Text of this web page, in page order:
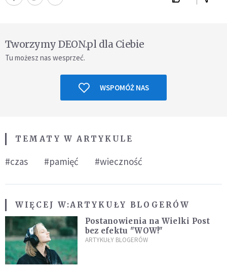
Tworzymy DEON.pl dla Ciebie
Tu możesz nas wesprzeć.
WSPOMÓŻ NAS
TEMATY W ARTYKULE
#czas #pamięć #wieczność
WIĘCEJ W:ARTYKUŁY BLOGERÓW
Postanowienia na Wielki Post
bez efektu "WOW!"
ARTYKUŁY BLOGERÓW